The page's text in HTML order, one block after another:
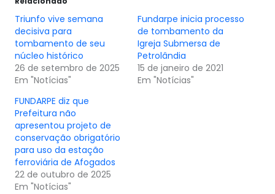
Triunfo vive semana
decisiva para
tombamento de seu
núcleo histórico
26 de setembro de 2025
Em "Notícias"
Fundarpe inicia processo
de tombamento da
Igreja Submersa de
Petrolândia
15 de janeiro de 2021
Em "Notícias"
FUNDARPE diz que
Prefeitura não
apresentou projeto de
conservação obrigatório
para uso da estação
ferroviária de Afogados
22 de outubro de 2025
Em "Notícias"